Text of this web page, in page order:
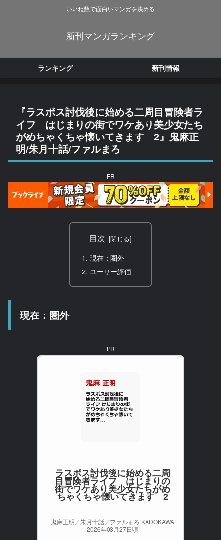
いいね数で面白いマンガを決める
新刊マンガランキング
ランキング 新刊情報
『ラスボス討伐後に始める二周目冒険者ラ
イフ はじまりの街でワケあり美少女たち
がめちゃくちゃ懐いてきます 2』鬼麻正
明/朱月十話/ファルまろ
PR
目次
現在：圏外
ユーザー評価
現在：圏外
PR
ラスボス討伐後に始める二周
目冒険者ライフ はじまりの
街でワケあり美少女たちがめ
ちゃくちゃ懐いてきます 2
鬼麻正明／朱月十話／ファルまろ KADOKAWA
2026年03月27日頃